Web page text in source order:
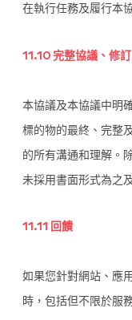
在執行任務及履行本
11.10 完整協議、修訂
本協議及本協議中明
標的物的最終、完整
的所有溝通和理解。
未採用書面形式為之
11.11 回饋
如果您針對網站、應
時，包括但不限於服